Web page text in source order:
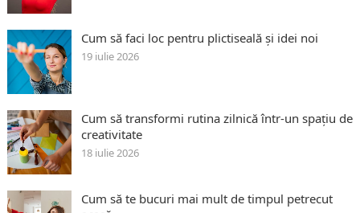
Cum să faci loc pentru plictiseală și idei noi
19 iulie 2026
Cum să transformi rutina zilnică într-un spațiu de
creativitate
18 iulie 2026
Cum să te bucuri mai mult de timpul petrecut